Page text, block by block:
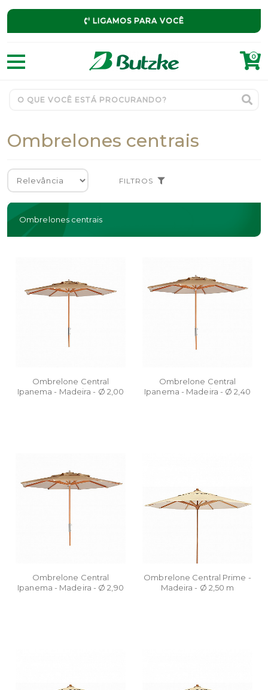
LIGAMOS PARA VOCÊ
0
Ombrelones centrais
FILTROS
Ombrelones centrais
Ombrelone Central
Ipanema - Madeira - Ø 2,00
Ombrelone Central
Ipanema - Madeira - Ø 2,40
Ombrelone Central
Ipanema - Madeira - Ø 2,90
Ombrelone Central Prime -
Madeira - Ø 2,50 m